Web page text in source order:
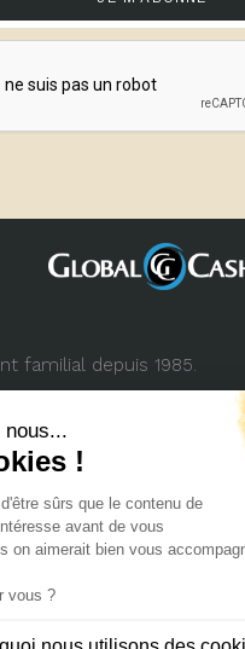
familial depuis 1985.
35 45
nous